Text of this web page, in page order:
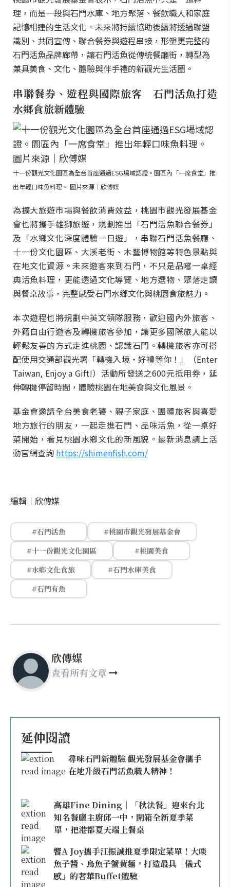
理，而是一段與石門水庫、地方聚落、餐飲職人和家庭
記憶相連的生活文化。未來將持續協助後續將透過聯盟
識別、共同宣傳、聯合餐券與遊程串接，形塑更完整的
石門活魚品牌廊帶，讓石門活魚從傳統餐廳街，轉型為
兼具美食、文化、體驗與伴手禮的新觀光生活圈。
串聯餐券、遊程與國際旅客 石門活魚打造
水鄉食旅新體驗
十一份觀光文化園區為全台首座通過ESG場域認證。園區內「一席食堂」推
出年輕口味魚料理。 圖片來源｜欣傅媒
為擴大旅遊市場與餐飲消費效益，桃園市觀光發展基金
會也將攜手雄獅旅遊，規劃推出「石門活魚聯合餐券」
及「水鄉文化深度體驗一日遊」，串聯石門活魚餐廳、
十一份文化園區、大溪老街、木藝博物館等特色景點與
在地文化資源。未來遊客來到石門，不只是品嚐一桌經
典活魚料理，更能透過文化導覽、地方選物、聚落走讀
與餐桌故事，完整感受石門水鄉文化與桃園食旅魅力。
本次遊程也將規劃中英文領隊服務，歡迎國內外旅客、
外籍自由行遊客及轉機旅客參加，讓更多國際旅人能以
輕鬆友善的方式走進桃園、認識石門。轉機旅客亦可搭
配使用交通部觀光署「轉機入境・好禮等你！」（Enter
Taiwan, Enjoy a Gift!）活動所發送之600元抵用券，延
伸轉機停留時間，體驗桃園在地美食與文化風景。
基金會邀請全台美食老饕、親子家庭、團體旅客與喜愛
地方旅行的朋友，一起走進石門、品味活魚，從一桌好
菜開始，看見桃園水鄉文化的新風貌。最新消息請上活
動官網查詢 https://shimenfish.com/
編輯｜ 欣傳媒
#石門活魚
#桃園市觀光發展基金會
#十一份觀光文化園區
#桃園美食
#水鄉文化食旅
#石門水庫美食
#石門有魚
欣傳媒
查看所有文章
延伸閱讀
尋味石門新體驗 觀光發展基金會攜手
在地升級石門活魚職人精神！
高雄Fine Dining｜「秋法餐」迎來台北
知名餐廳主廚邱一中，開箱全新夏季菜
單，把港都夏天端上餐桌
饗A Joy攜手江振誠推夏季限定菜單！大啖
魚子醬、烏魚子蟹黃麵，打造最具「儀式
感」的奢華Buffet體驗